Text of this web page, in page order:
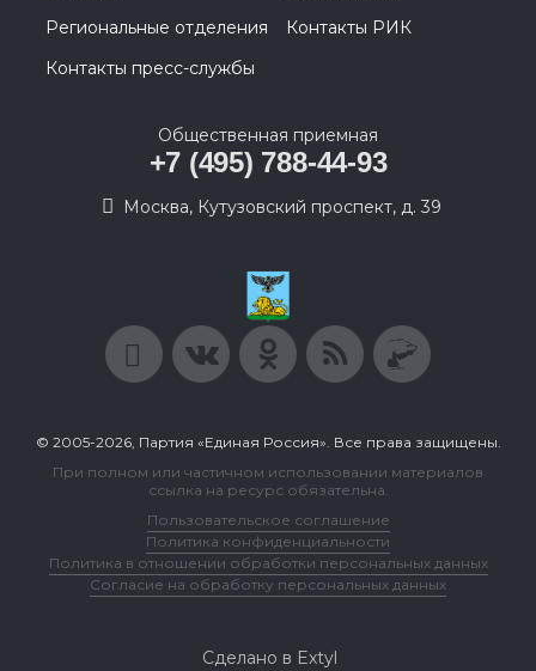
Региональные отделения
Контакты РИК
Контакты пресс-службы
Общественная приемная
+7 (495) 788-44-93
Москва, Кутузовский проспект, д. 39
© 2005-2026, Партия «Единая Россия». Все права защищены.
При полном или частичном использовании материалов
ссылка на ресурс обязательна.
Пользовательское соглашение
Политика конфиденциальности
Политика в отношении обработки персональных данных
Согласие на обработку персональных данных
Сделано в Extyl